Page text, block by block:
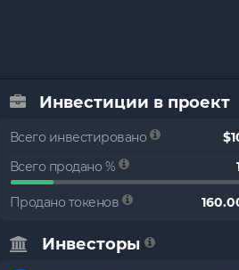
Инвестиции в проект
Всего инвестировано
Всего продано %
Продано токенов
Инвесторы